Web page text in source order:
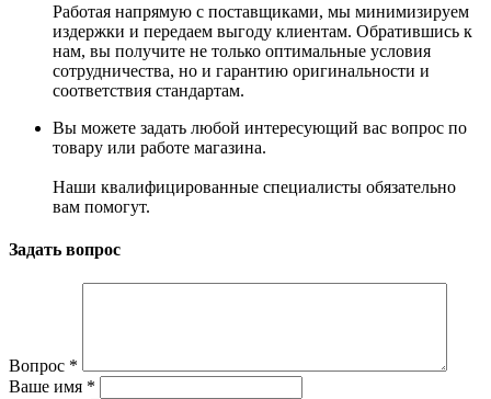
Работая напрямую с поставщиками, мы минимизируем
издержки и передаем выгоду клиентам. Обратившись к
нам, вы получите не только оптимальные условия
сотрудничества, но и гарантию оригинальности и
соответствия стандартам.
Вы можете задать любой интересующий вас вопрос по
товару или работе магазина.
Наши квалифицированные специалисты обязательно
вам помогут.
Задать вопрос
Вопрос *
Ваше имя *